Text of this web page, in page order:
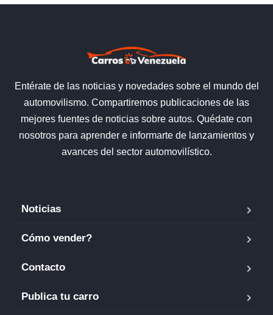
Entérate de las noticias y novedades sobre el mundo del
automovilismo. Compartiremos publicaciones de las
mejores fuentes de noticias sobre autos. Quédate con
nosotros para aprender e informarte de lanzamientos y
avances del sector automovilístico.
Noticias
Cómo vender?
Contacto
Publica tu carro